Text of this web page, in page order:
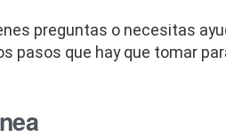
preguntas o necesitas
pasos que hay que tomar